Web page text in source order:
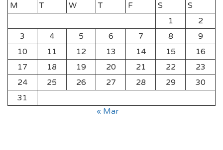
M
T W T F S
S
1
2
3
4 5 6 7 8
9
10
11 12 13 14 15
16
17
18 19 20 21 22
23
24
25 26 27 28 29
30
31
« Mar